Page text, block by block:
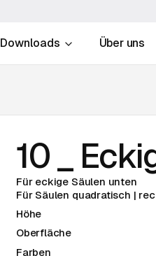
Downloads Über uns
10 _
Für eckige Säulen unten
Für Säulen quadratisch |
Höhe
Oberfläche
Farben